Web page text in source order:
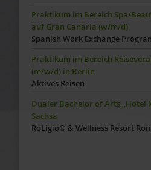
Praktikum im Bereich Spa/
auf Gran Canaria (w/m/d)
Spanish Work Exchange
Praktikum im Bereich
(m/w/d) in Berlin
Aktives Reisen
Dualer Bachelor of Arts „Hotel
Sachsa
RoLigio® & Wellness Resort